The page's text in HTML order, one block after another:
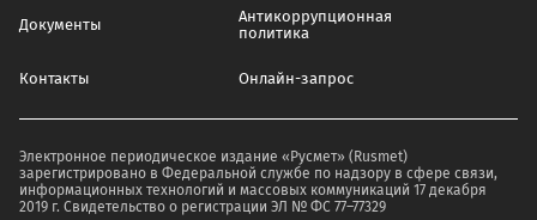
Документы
Антикоррупционная
политика
Контакты Онлайн-запрос
Электронное периодическое издание «Русмет» (Rusmet)
зарегистрировано в Федеральной службе по надзору в сфере связи,
информационных технологий и массовых коммуникаций 17 декабря
2019 г. Свидетельство о регистрации ЭЛ № ФС 77–77329